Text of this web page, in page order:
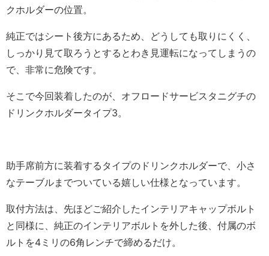
クホルダーの位置。
純正ではシート後方にあるため、どうしても取りにくく、
しっかり見て取ろうとするとわき見運転になってしまうの
で、非常に危険です。
そこで今回装着したのが、オフロードサービスタニグチの
ドリンクホルダータイプ3。
助手席前方に装着するタイプのドリンクホルダーで、小さ
なテーブルまでついている嬉しい仕様となっています。
取付方法は、先ほどご紹介したインテリアキャップボルト
と同様に、純正のインテリアボルトを外した後、付属のボ
ルトを4ミリの6角レンチで締めるだけ。